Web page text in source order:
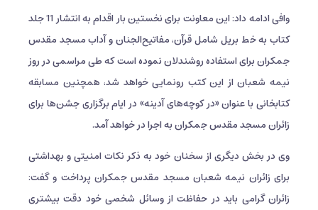
وافی ادامه داد: این معاونت برای نخستین بار اقدام به انتشار 11 جلد
کتاب به خط بریل شامل قرآن، مفاتیح‌الجنان و آداب مسجد مقدس
جمکران برای استفاده روشندلان نموده است که طی مراسمی در روز
نیمه شعبان از این کتب رونمایی خواهد شد، همچنین مسابقه
کتابخانی با عنوان «در کوچه‌های آدینه» در ایام برگزاری جشن‌ها برای
زائران مسجد مقدس جمکران به اجرا در خواهد آمد.
وی در بخش دیگری از سخنان خود به ذکر نکات امنیتی و بهداشتی
برای زائران نیمه شعبان مسجد مقدس جمکران پرداخت و گفت:
زائران گرامی باید در حفاظت از وسائل شخصی خود دقت بیشتری